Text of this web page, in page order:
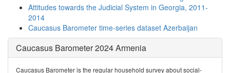
Attitudes towards the Judicial System in Georgia, 2011-
2014
Caucasus Barometer time-series dataset Azerbaijan
Caucasus Barometer 2024 Armenia
Caucasus Barometer is the regular household survey about social-